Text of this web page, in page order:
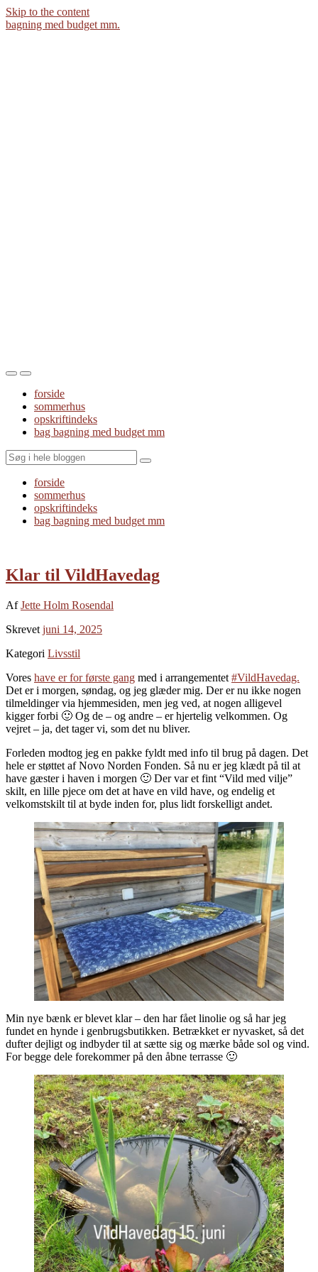
Skip to the content
bagning med budget mm.
Toggle
mobile
menu
Toggle
the
search
field
forside
sommerhus
opskriftindeks
bag bagning med budget mm
Search
forside
sommerhus
opskriftindeks
bag bagning med budget mm
Klar til VildHavedag
AfJette Holm Rosendal
Skrevet juni 14, 2025
Kategori Livsstil
Vores have er for første gang med i arrangementet #VildHavedag.
Det er i morgen, søndag, og jeg glæder mig. Der er nu ikke nogen
tilmeldinger via hjemmesiden, men jeg ved, at nogen alligevel
kigger forbi 🙂 Og de – og andre – er hjertelig velkommen. Og
vejret – ja, det tager vi, som det nu bliver.
Forleden modtog jeg en pakke fyldt med info til brug på dagen. Det
hele er støttet af Novo Norden Fonden. Så nu er jeg klædt på til at
have gæster i haven i morgen 🙂 Der var et fint “Vild med vilje”
skilt, en lille pjece om det at have en vild have, og endelig et
velkomstskilt til at byde inden for, plus lidt forskelligt andet.
Min nye bænk er blevet klar – den har fået linolie og så har jeg
fundet en hynde i genbrugsbutikken. Betrækket er nyvasket, så det
dufter dejligt og indbyder til at sætte sig og mærke både sol og vind.
For begge dele forekommer på den åbne terrasse 🙂